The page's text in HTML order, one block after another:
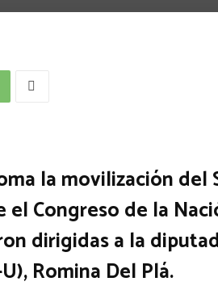
la movilización
Congreso de la
dirigidas a la
Romina Del Plá.